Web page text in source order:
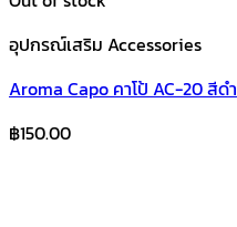
อุปกรณ์เสริม Accessories
Aroma Capo คาโป้ AC-20 สีดำ
฿150.00